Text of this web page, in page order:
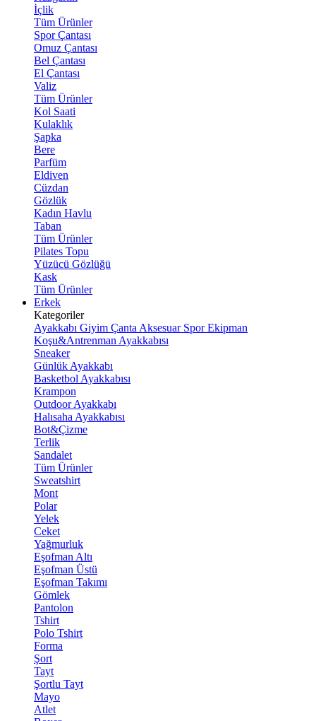
İçlik
Tüm Ürünler
Spor Çantası
Omuz Çantası
Bel Çantası
El Çantası
Valiz
Tüm Ürünler
Kol Saati
Kulaklık
Şapka
Bere
Parfüm
Eldiven
Cüzdan
Gözlük
Kadın Havlu
Taban
Tüm Ürünler
Pilates Topu
Yüzücü Gözlüğü
Kask
Tüm Ürünler
Erkek
Kategoriler
Ayakkabı Giyim Çanta Aksesuar Spor Ekipman
Koşu&Antrenman Ayakkabısı
Sneaker
Günlük Ayakkabı
Basketbol Ayakkabısı
Krampon
Outdoor Ayakkabı
Halısaha Ayakkabısı
Bot&Çizme
Terlik
Sandalet
Tüm Ürünler
Sweatshirt
Mont
Polar
Yelek
Ceket
Yağmurluk
Eşofman Altı
Eşofman Üstü
Eşofman Takımı
Gömlek
Pantolon
Tshirt
Polo Tshirt
Forma
Şort
Tayt
Şortlu Tayt
Mayo
Atlet